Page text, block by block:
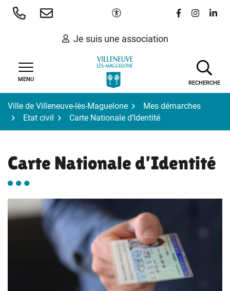
Aller
Paramètres d'accessibilité
Lien vers le
Lien vers
Lien
Je suis une association
MENU
RECHERCHE
Ville de Villeneuve-lès-Maguelone
Mes démarches
Etat civil
Carte Nationale d’Identité
Carte Nationale d’Identité